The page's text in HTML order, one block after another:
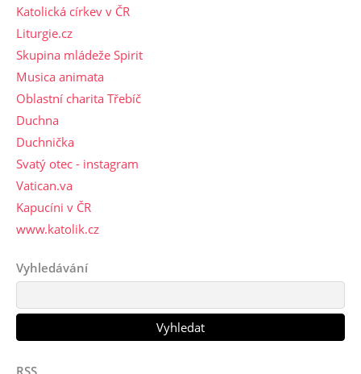
Katolická církev v ČR
Liturgie.cz
Skupina mládeže Spirit
Musica animata
Oblastní charita Třebíč
Duchna
Duchnička
Svatý otec - instagram
Vatican.va
Kapucíni v ČR
www.katolik.cz
Vyhledávání
RSS